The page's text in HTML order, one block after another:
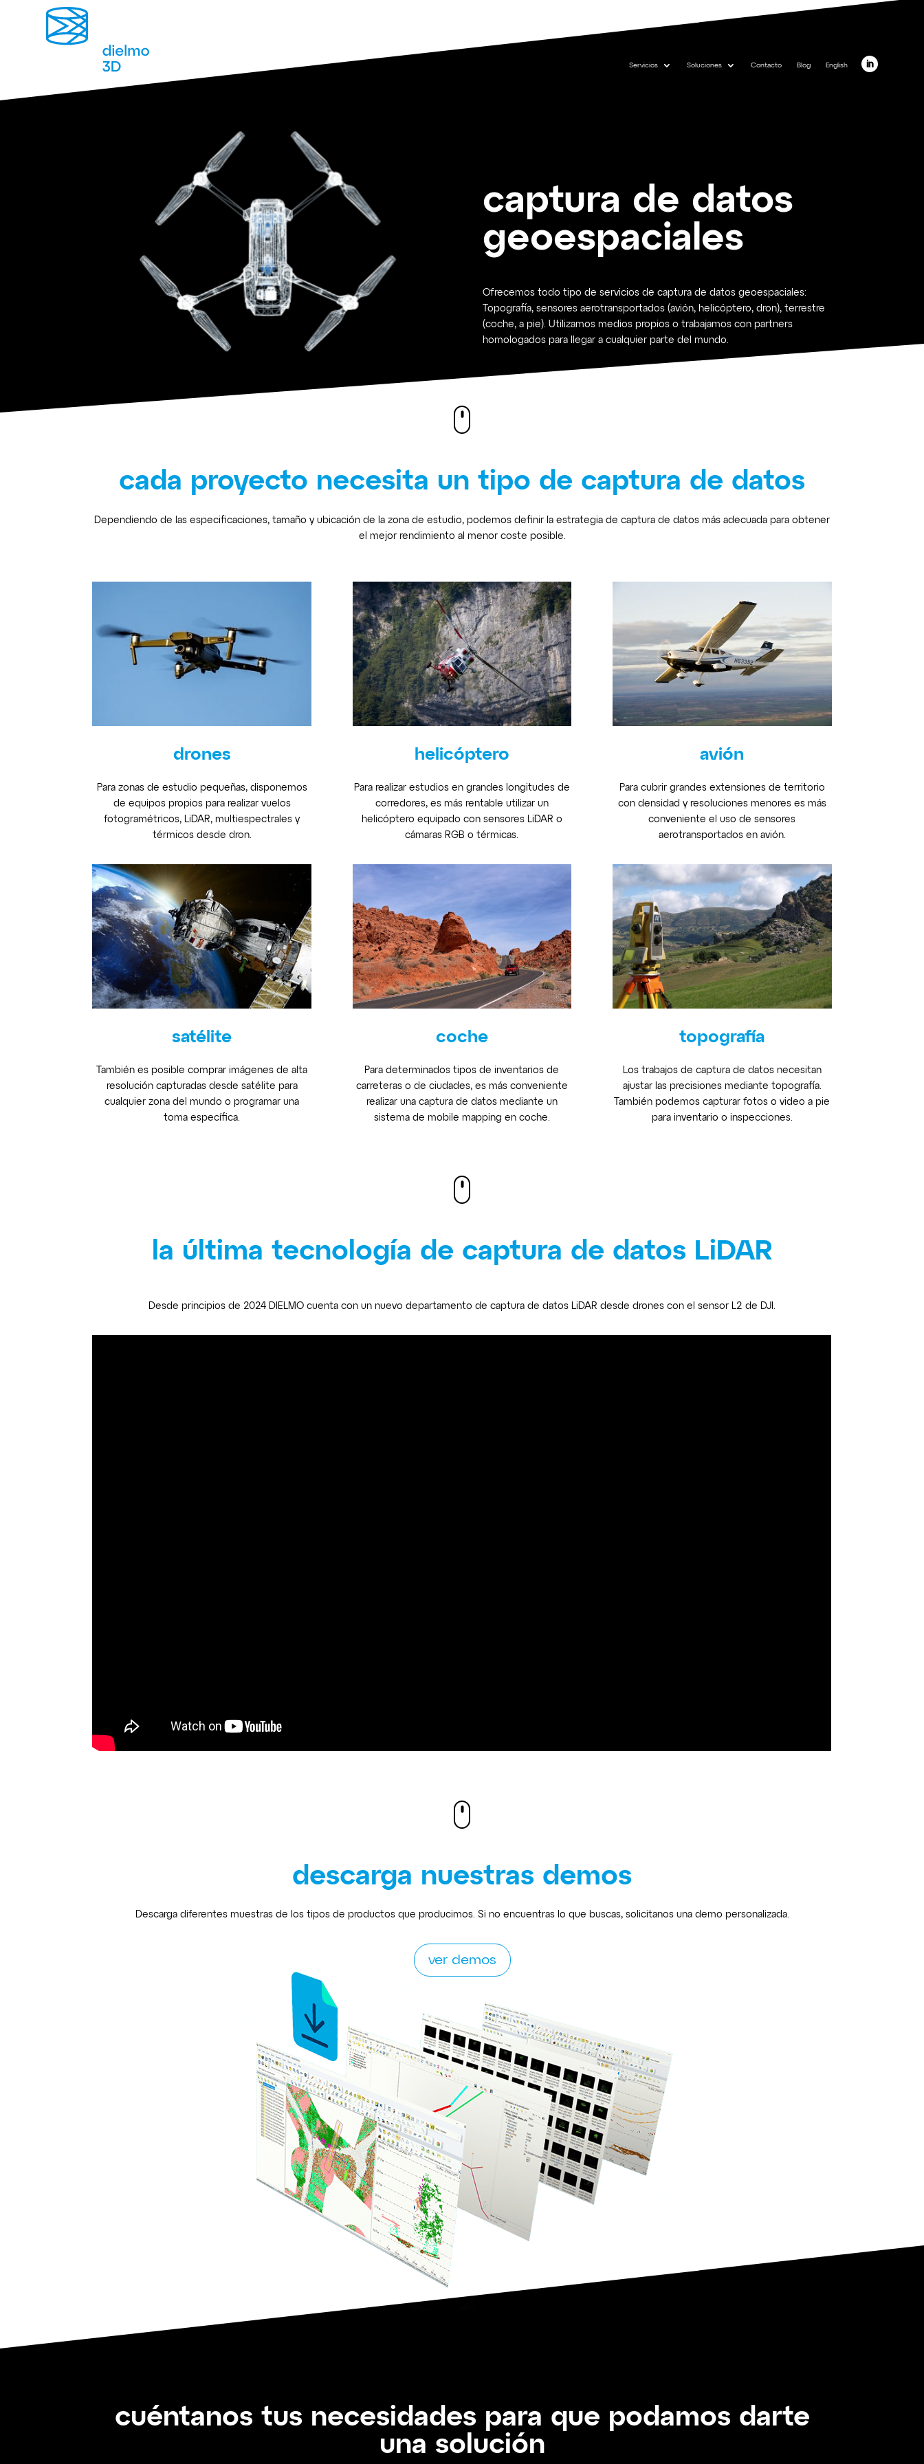
Servicios Soluciones Contacto Blog English
captura de datos
geoespaciales
Ofrecemos todo tipo de servicios de captura de datos geoespaciales:
Topografía, sensores aerotransportados (avión, helicóptero, dron), terrestre
(coche, a pie). Utilizamos medios propios o trabajamos con partners
homologados para llegar a cualquier parte del mundo.
cada proyecto necesita un tipo de captura de datos
Dependiendo de las especificaciones, tamaño y ubicación de la zona de estudio, podemos definir la estrategia de captura de datos más adecuada para obtener
el mejor rendimiento al menor coste posible.
drones
Para zonas de estudio pequeñas, disponemos
de equipos propios para realizar vuelos
fotogramétricos, LiDAR, multiespectrales y
térmicos desde dron.
satélite
También es posible comprar imágenes de alta
resolución capturadas desde satélite para
cualquier zona del mundo o programar una
toma específica.
helicóptero
Para realizar estudios en grandes longitudes de
corredores, es más rentable utilizar un
helicóptero equipado con sensores LiDAR o
cámaras RGB o térmicas.
coche
Para determinados tipos de inventarios de
carreteras o de ciudades, es más conveniente
realizar una captura de datos mediante un
sistema de mobile mapping en coche.
avión
Para cubrir grandes extensiones de territorio
con densidad y resoluciones menores es más
conveniente el uso de sensores
aerotransportados en avión.
topografía
Los trabajos de captura de datos necesitan
ajustar las precisiones mediante topografía.
También podemos capturar fotos o video a pie
para inventario o inspecciones.
la última tecnología de captura de datos LiDAR
Desde principios de 2024 DIELMO cuenta con un nuevo departamento de captura de datos LiDAR desde drones con el sensor L2 de DJI.
descarga nuestras demos
Descarga diferentes muestras de los tipos de productos que producimos. Si no encuentras lo que buscas, solicitanos una demo personalizada.
ver demos
cuéntanos tus necesidades para que podamos darte
una solución